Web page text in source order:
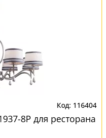
116404
8P для ресторана